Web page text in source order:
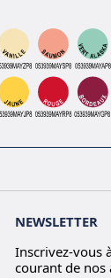
NEWSLETTER
Inscrivez-vous
courant de nos